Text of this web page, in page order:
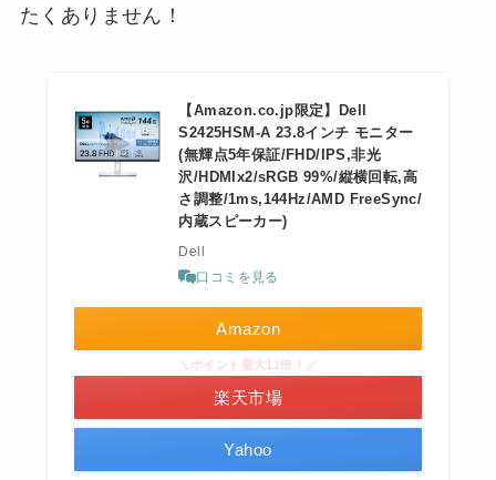
たくありません！
【Amazon.co.jp限定】Dell
S2425HSM-A 23.8インチ モニター
(無輝点5年保証/FHD/IPS,非光
沢/HDMIx2/sRGB 99%/縦横回転,高
さ調整/1ms,144Hz/AMD FreeSync/
内蔵スピーカー)
Dell
口コミを見る
Amazon
＼ポイント最大11倍！／
楽天市場
Yahoo